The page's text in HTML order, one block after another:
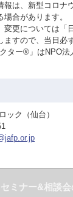
報は、新型コロナ
合があります。
変更については「
ますので、当日必
ター®」はNPO
ック（仙台）
セミナー&相談